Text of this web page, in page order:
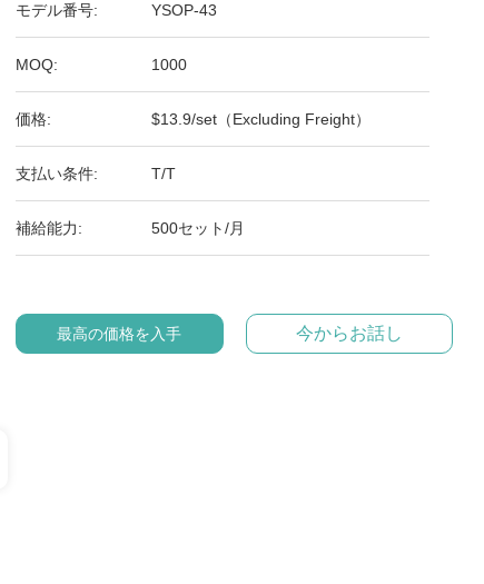
モデル番号: YSOP-43
MOQ: 1000
価格: $13.9/set（Excluding Freight）
支払い条件: T/T
補給能力: 500セット/月
最高の価格を入手 今からお話し